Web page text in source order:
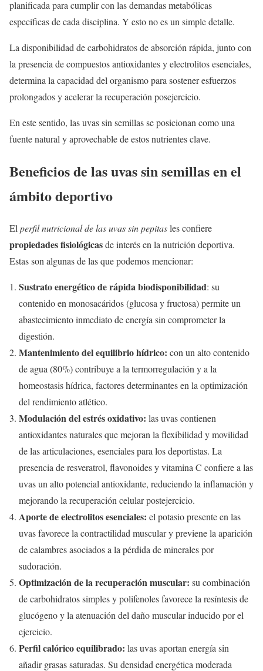
planificada para cumplir con las demandas metabólicas
específicas de cada disciplina. Y esto no es un simple detalle.
La disponibilidad de carbohidratos de absorción rápida, junto con
la presencia de compuestos antioxidantes y electrolitos esenciales,
determina la capacidad del organismo para sostener esfuerzos
prolongados y acelerar la recuperación posejercicio.
En este sentido, las uvas sin semillas se posicionan como una
fuente natural y aprovechable de estos nutrientes clave.
Beneficios de las uvas sin semillas en el
ámbito deportivo
El perfil nutricional de las uvas sin pepitasles confiere
propiedades fisiológicasde interés en la nutrición deportiva.
Estas son algunas de las que podemos mencionar:
Sustrato energético de rápida biodisponibilidad: su
contenido en monosacáridos (glucosa y fructosa) permite un
abastecimiento inmediato de energía sin comprometer la
digestión.
Mantenimiento del equilibrio hídrico: con un alto contenido
de agua (80%) contribuye a la termorregulación y a la
homeostasis hídrica, factores determinantes en la optimización
del rendimiento atlético.
Modulación del estrés oxidativo: las uvas contienen
antioxidantes naturales que mejoran la flexibilidad y movilidad
de las articulaciones, esenciales para los deportistas. La
presencia de resveratrol, flavonoides y vitamina C confiere a las
uvas un alto potencial antioxidante, reduciendo la inflamación y
mejorando la recuperación celular postejercicio.
Aporte de electrolitos esenciales: el potasio presente en las
uvas favorece la contractilidad muscular y previene la aparición
de calambres asociados a la pérdida de minerales por
sudoración.
Optimización de la recuperación muscular: su combinación
de carbohidratos simples y polifenoles favorece la resíntesis de
glucógeno y la atenuación del daño muscular inducido por el
ejercicio.
Perfil calórico equilibrado: las uvas aportan energía sin
añadir grasas saturadas. Su densidad energética moderada